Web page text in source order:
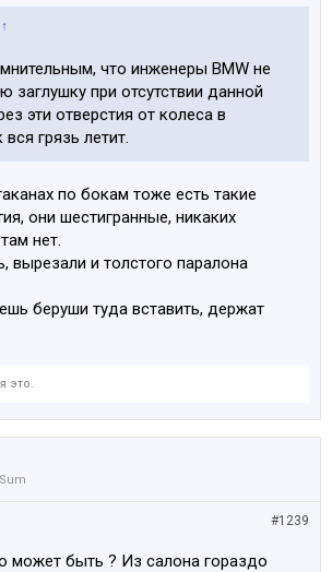
↑
что инженеры BMW не
заглушку при отсутствии данной
эти отверстия от колеса в
грязь летит.
по бокам тоже есть такие
они шестигранные, никаких
нет.
вырезали и толстого паралона
беруши туда вставить, держат
это.
#1239
может быть ? Из салона гораздо